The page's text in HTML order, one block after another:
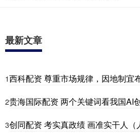
最新文章
1西科配资 尊重市场规律，因地制宜
2贵海国际配资 两个关键词看我国AI
3创同配资 考实真政绩 画准实干人（